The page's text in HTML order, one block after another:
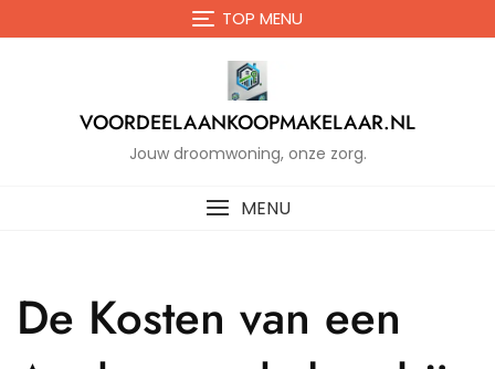
de
TOP MENU
VOORDEELAANKOOPMAKELAAR.NL
Jouw droomwoning, onze zorg.
MENU
De Kosten van een